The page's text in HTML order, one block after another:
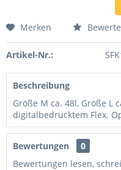
Merken
Artikel-Nr.:
Beschreibung
Größe M ca. 48l, Größe L
digitalbedrucktem Flex.
Bewertungen
0
Bewertungen lesen,